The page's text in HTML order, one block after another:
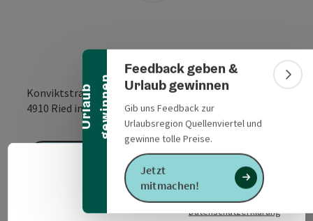
U
r
l
a
u
b
g
e
w
i
n
n
e n
Banner einklappen
Feedback geben &
Urlaub gewinnen
Gib uns Feedback zur
Urlaubsregion Quellenviertel und
gewinne tolle Preise.
Jetzt
mitmachen!
Konviktstraße 8
4910 Ried im Innkreis
Datenschutzerklärung